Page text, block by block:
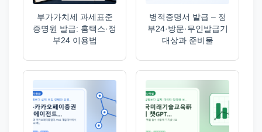
부가가치세 과세표준
증명원 발급: 홈택스·정
부24 이용법
병적증명서 발급 – 정
부24·방문·무인발급기
대상과 준비물